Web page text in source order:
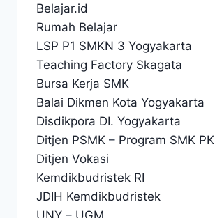
Belajar.id
Rumah Belajar
LSP P1 SMKN 3 Yogyakarta
Teaching Factory Skagata
Bursa Kerja SMK
Balai Dikmen Kota Yogyakarta
Disdikpora DI. Yogyakarta
Ditjen PSMK – Program SMK PK
Ditjen Vokasi
Kemdikbudristek RI
JDIH Kemdikbudristek
UNY – UGM